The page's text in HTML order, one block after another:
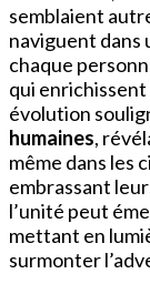
semblaient
naviguent dans
chaque
qui
évolution
humaines,
même dans les
embrassant
l’unité peut
mettant en
surmonter